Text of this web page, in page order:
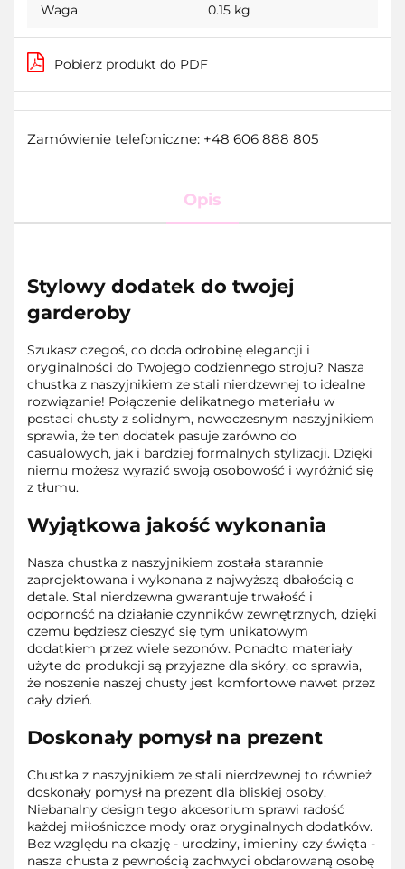
Waga 0.15 kg
Pobierz produkt do PDF
Zamówienie telefoniczne: +48 606 888 805
Opis
Stylowy dodatek do twojej
garderoby
Szukasz czegoś, co doda odrobinę elegancji i
oryginalności do Twojego codziennego stroju? Nasza
chustka z naszyjnikiem ze stali nierdzewnej to idealne
rozwiązanie! Połączenie delikatnego materiału w
postaci chusty z solidnym, nowoczesnym naszyjnikiem
sprawia, że ten dodatek pasuje zarówno do
casualowych, jak i bardziej formalnych stylizacji. Dzięki
niemu możesz wyrazić swoją osobowość i wyróżnić się
z tłumu.
Wyjątkowa jakość wykonania
Nasza chustka z naszyjnikiem została starannie
zaprojektowana i wykonana z najwyższą dbałością o
detale. Stal nierdzewna gwarantuje trwałość i
odporność na działanie czynników zewnętrznych, dzięki
czemu będziesz cieszyć się tym unikatowym
dodatkiem przez wiele sezonów. Ponadto materiały
użyte do produkcji są przyjazne dla skóry, co sprawia,
że noszenie naszej chusty jest komfortowe nawet przez
cały dzień.
Doskonały pomysł na prezent
Chustka z naszyjnikiem ze stali nierdzewnej to również
doskonały pomysł na prezent dla bliskiej osoby.
Niebanalny design tego akcesorium sprawi radość
każdej miłośniczce mody oraz oryginalnych dodatków.
Bez względu na okazję - urodziny, imieniny czy święta -
nasza chusta z pewnością zachwyci obdarowaną osobę